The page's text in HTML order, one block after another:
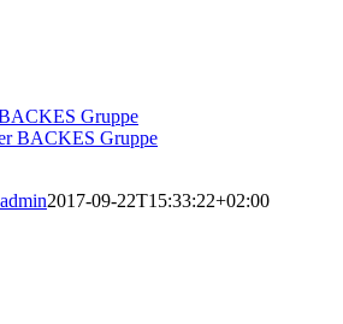
Gruppe
BACKES Gruppe
2017-09-22T15:33:22+02:00